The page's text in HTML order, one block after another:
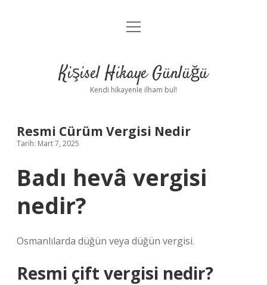
Anasayfa
Yasal Uyarı
menüyü
Kişisel Hikaye Günlüğü
Kendi hikayenle ilham bul!
Resmi Cürüm Vergisi Nedir
Tarih: Mart 7, 2025
Badı hevâ vergisi
nedir?
Osmanlılarda düğün veya düğün vergisi.
Resmi çift vergisi nedir?